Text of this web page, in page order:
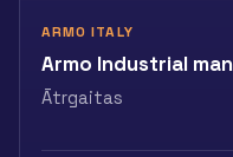
ARMO ITALY
Armo Industrial
Ātrgaitas